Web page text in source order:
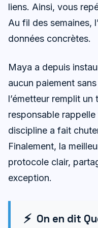
liens. Ainsi, vous
Au fil des semaines,
données concrètes.
Maya a depuis
aucun paiement
l’émetteur remplit
responsable
discipline a fait
Finalement, la
protocole clair,
exception.
On en dit